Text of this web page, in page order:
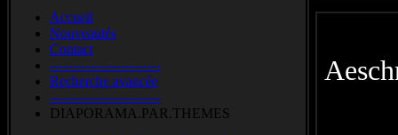
Accueil
Nouveautés
Contact
-------------------------
Recherche avancée
-------------------------
DIAPORAMA.PAR.THEMES